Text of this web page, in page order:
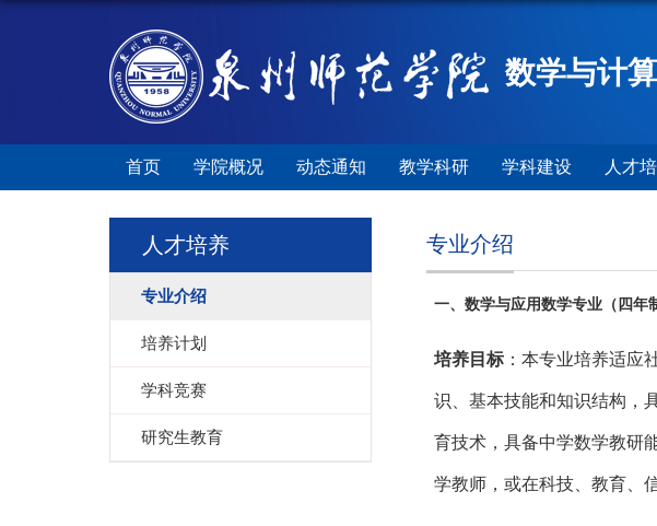
数学与计
首页 学院概况 动态通知 教学科研 学科建设 人才
人才培养
专业介绍
培养计划
学科竞赛
研究生教育
专业介绍
一、 数学与应用数学专业（四年
培养目标： 本专业培养适应
识、基本技能和知识结构，
育技术，具备中学数学教研
学教师，或在科技、教育、